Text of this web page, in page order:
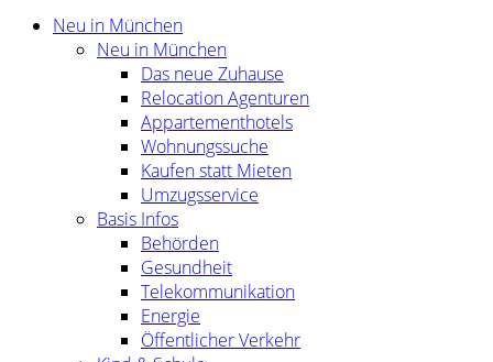
Neu in München
Neu in München
Das neue Zuhause
Relocation Agenturen
Appartementhotels
Wohnungssuche
Kaufen statt Mieten
Umzugsservice
Basis Infos
Behörden
Gesundheit
Telekommunikation
Energie
Öffentlicher Verkehr